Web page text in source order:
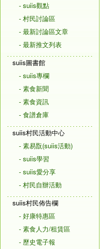
- suiis觀點
- 村民討論區
- 最新討論區文章
- 最新推文列表
suiis圖書館
- suiis專欄
- 素食新聞
- 素食資訊
- 食譜倉庫
suiis村民活動中心
- 素易翫(suiis活動)
- suiis學習
- suiis愛分享
- 村民自辦活動
suiis村民佈告欄
- 好康特惠區
- 素食人力/租賃區
- 歷史電子報